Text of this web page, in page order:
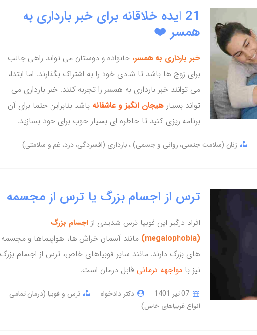
21 ایده خلاقانه برای خبر بارداری به
همسر ❤️
خبر بارداری به همسر، خانواده و دوستان می تواند راهی جالب
برای زوج ها باشد تا شادی خود را به اشتراک بگذارند. اما ابتدا،
می توانند خبر بارداری به همسر را تجربه کنند. خبر بارداری می
تواند بسیار هیجان انگیز و عاشقانه باشد بنابراین حتما برای آن
برنامه ریزی کنید تا خاطره ای بسیار خوب برای خود بسازید.
زنان (سلامت جنسی، روانی و جسمی) بارداری (افسردگی، درد، غم و سلامتی)
ترس از اجسام بزرگ یا ترس از مجسمه
افراد درگیر این فوبیا ترس شدیدی از اجسام بزرگ
(megalophobia)
مانند آسمان خراش ها، هواپیماها و مجسمه
های بزرگ دارند. مانند سایر فوبیاهای خاص، ترس از اجسام بزرگ
نیز با مواجهه درمانی قابل درمان است.
دکتر دادخواه
ترس و فوبیا (درمان تمامی
انواع فوبیاهای خاص)